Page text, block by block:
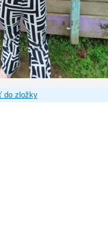
do zložky